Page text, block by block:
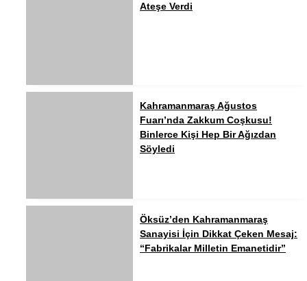
Ateşe Verdi
Kahramanmaraş Ağustos
Fuarı’nda Zakkum Coşkusu!
Binlerce Kişi Hep Bir Ağızdan
Söyledi
Öksüz’den Kahramanmaraş
Sanayisi İçin Dikkat Çeken Mesaj:
“Fabrikalar Milletin Emanetidir”